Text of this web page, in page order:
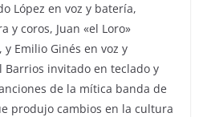
López en voz y batería,
y coros, Juan «el Loro»
y Emilio Ginés en voz y
invitado en teclado y
de la mítica banda de
produjo cambios en la cultura